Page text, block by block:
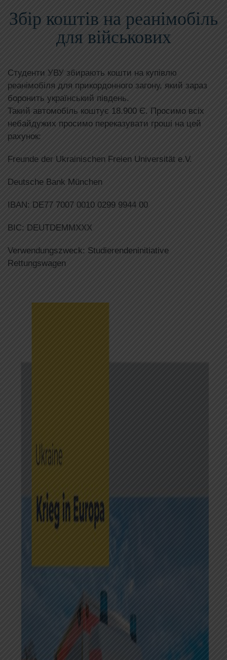
Збір коштів на реанімобіль
для військових
Студенти УВУ збирають кошти на купівлю
реанімобіля для прикордонного загону, який зараз
боронить український південь.
Такий автомобіль коштує 18.900 Є. Просимо всіх
небайдужих просимо переказувати гроші на цей
рахунок:
Freunde der Ukrainischen Freien Universität e.V.
Deutsche Bank München
IBAN: DE77 7007 0010 0299 9944 00
BIC: DEUTDEMMXXX
Verwendungszweck: Studierendeninitiative
Rettungswagen